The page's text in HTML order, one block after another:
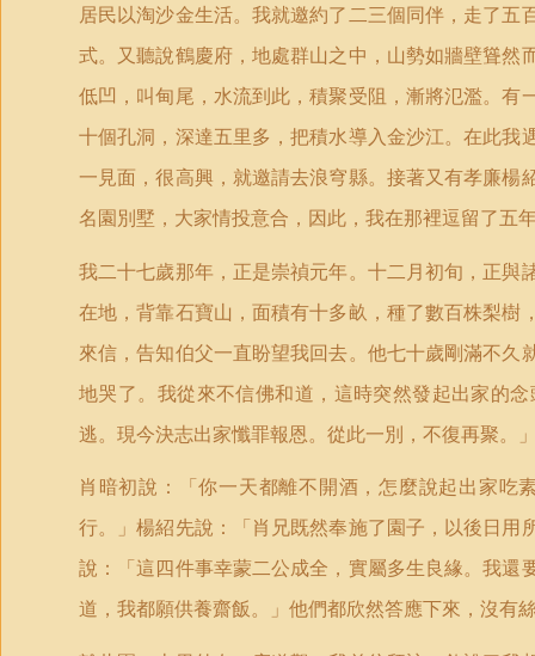
居民以淘沙金生活。我就邀約了二三個同伴，走了
式。又聽說鶴慶府，地處群山之中，山勢如牆壁聳
低凹，叫甸尾，水流到此，積聚受阻，漸將氾濫。
十個孔洞，深達五里多，把積水導入金沙江。在此
一見面，很高興，就邀請去浪穹縣。接著又有孝廉
名園別墅，大家情投意合，因此，我在那裡逗留了五
我二十七歲那年，正是崇禎元年。十二月初旬，正
在地，背靠石寶山，面積有十多畝，種了數百株梨
來信，告知伯父一直盼望我回去。他七十歲剛滿不
地哭了。我從來不信佛和道，這時突然發起出家的
逃。現今決志出家懺罪報恩。從此一別，不復再聚。
肖暗初說：「你一天都離不開酒，怎麼說起出家吃
行。」楊紹先說：「肖兄既然奉施了園子，以後日
說：「這四件事幸蒙二公成全，實屬多生良緣。我
道，我都願供養齋飯。」他們都欣然答應下來，沒有